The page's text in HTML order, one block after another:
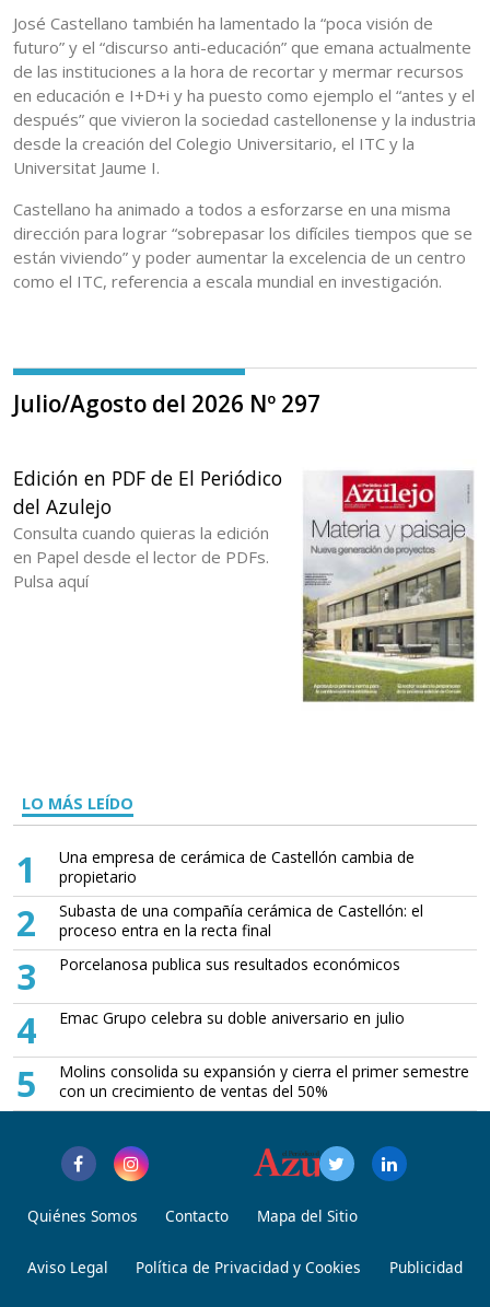
José Castellano también ha lamentado la “poca visión de
futuro” y el “discurso anti-educación” que emana actualmente
de las instituciones a la hora de recortar y mermar recursos
en educación e I+D+i y ha puesto como ejemplo el “antes y el
después” que vivieron la sociedad castellonense y la industria
desde la creación del Colegio Universitario, el ITC y la
Universitat Jaume I.
Castellano ha animado a todos a esforzarse en una misma
dirección para lograr “sobrepasar los difíciles tiempos que se
están viviendo” y poder aumentar la excelencia de un centro
como el ITC, referencia a escala mundial en investigación.
Julio/Agosto del 2026 Nº 297
Edición en PDF de El Periódico
del Azulejo
Consulta cuando quieras la edición
en Papel desde el lector de PDFs.
Pulsa aquí
LO MÁS LEÍDO
1
Una empresa de cerámica de Castellón cambia de
propietario
2
Subasta de una compañía cerámica de Castellón: el
proceso entra en la recta final
3 Porcelanosa publica sus resultados económicos
4 Emac Grupo celebra su doble aniversario en julio
5
Molins consolida su expansión y cierra el primer semestre
con un crecimiento de ventas del 50%
Quiénes Somos Contacto Mapa del Sitio
Aviso Legal Política de Privacidad y Cookies Publicidad